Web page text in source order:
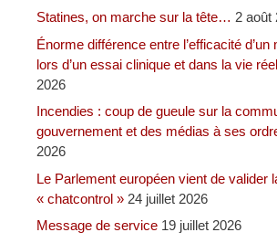
Statines, on marche sur la tête… 2 août
Énorme différence entre l’efficacité
lors d’un essai clinique et dans la vie
2026
Incendies : coup de gueule sur la
gouvernement et des médias à ses
2026
Le Parlement européen vient de valider
« chatcontrol » 24 juillet 2026
Message de service 19 juillet 2026